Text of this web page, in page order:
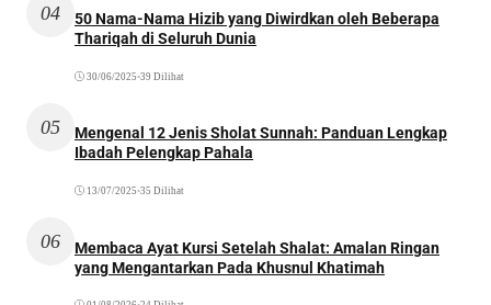
04
50 Nama-Nama Hizib yang Diwirdkan oleh Beberapa
Thariqah di Seluruh Dunia
30/06/2025 •39 Dilihat
05
Mengenal 12 Jenis Sholat Sunnah: Panduan Lengkap
Ibadah Pelengkap Pahala
13/07/2025 •35 Dilihat
06
Membaca Ayat Kursi Setelah Shalat: Amalan Ringan
yang Mengantarkan Pada Khusnul Khatimah